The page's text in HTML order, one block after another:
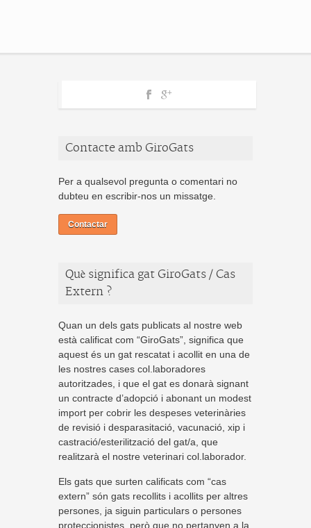
Contacte amb GiroGats
Per a qualsevol pregunta o comentari no
dubteu en escribir-nos un missatge.
Contactar
Què significa gat GiroGats / Cas
Extern ?
Quan un dels gats publicats al nostre web
està calificat com “GiroGats”, significa que
aquest és un gat rescatat i acollit en una de
les nostres cases col.laboradores
autoritzades, i que el gat es donarà signant
un contracte d’adopció i abonant un modest
import per cobrir les despeses veterinàries
de revisió i desparasitació, vacunació, xip i
castració/esterilització del gat/a, que
realitzarà el nostre veterinari col.laborador.
Els gats que surten calificats com “cas
extern” són gats recollits i acollits per altres
persones, ja siguin particulars o persones
proteccionistes, però que no pertanyen a la